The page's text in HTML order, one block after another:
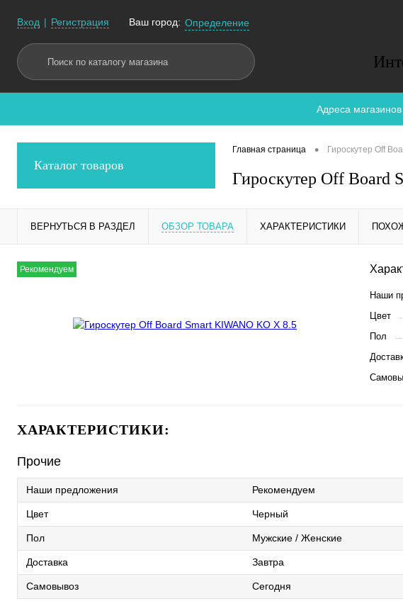
Вход Регистрация Ваш город: Определение
Адреса магазинов
Каталог товаров
Главная страница • Гироскутер Off
Гироскутер Off Board
ВЕРНУТЬСЯ В РАЗДЕЛ ОБЗОР ТОВАРА ХАРАКТЕРИСТИКИ
Рекомендуем
Наши
Цвет
Пол
ХАРАКТЕРИСТИКИ:
Прочие
Наши предложения Рекомендуем
Цвет Черный
Пол Мужские / Женские
Доставка Завтра
Самовывоз Сегодня